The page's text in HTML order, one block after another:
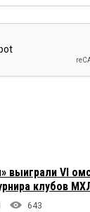
выиграли VI
клубов
643